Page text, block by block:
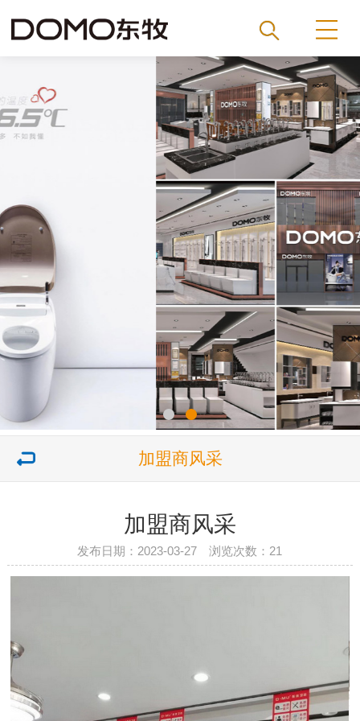
加盟商风采
加盟商风采
发布日期：2023-03-27 浏览次数： 21